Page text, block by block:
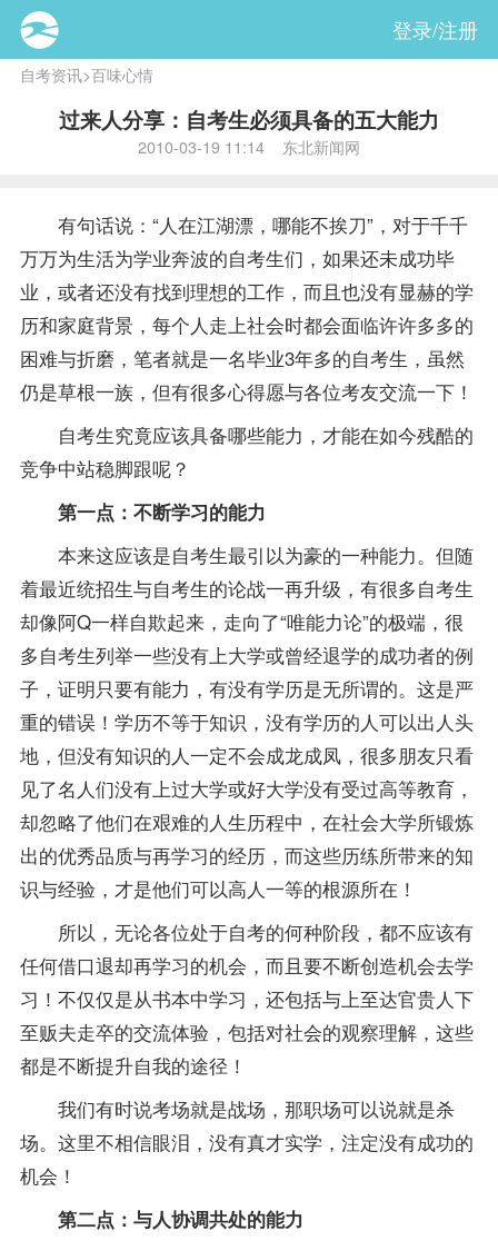
登录/注册
自考资讯>百味心情
过来人分享：自考生必须具备的五大能力
2010-03-19 11:14 东北新闻网
有句话说：“人在江湖漂，哪能不挨刀”，对于千千
万万为生活为学业奔波的自考生们，如果还未成功毕
业，或者还没有找到理想的工作，而且也没有显赫的学
历和家庭背景，每个人走上社会时都会面临许许多多的
困难与折磨，笔者就是一名毕业3年多的自考生，虽然
仍是草根一族，但有很多心得愿与各位考友交流一下！
自考生究竟应该具备哪些能力，才能在如今残酷的
竞争中站稳脚跟呢？
第一点：不断学习的能力
本来这应该是自考生最引以为豪的一种能力。但随
着最近统招生与自考生的论战一再升级，有很多自考生
却像阿Q一样自欺起来，走向了“唯能力论”的极端，很
多自考生列举一些没有上大学或曾经退学的成功者的例
子，证明只要有能力，有没有学历是无所谓的。这是严
重的错误！学历不等于知识，没有学历的人可以出人头
地，但没有知识的人一定不会成龙成凤，很多朋友只看
见了名人们没有上过大学或好大学没有受过高等教育，
却忽略了他们在艰难的人生历程中，在社会大学所锻炼
出的优秀品质与再学习的经历，而这些历练所带来的知
识与经验，才是他们可以高人一等的根源所在！
所以，无论各位处于自考的何种阶段，都不应该有
任何借口退却再学习的机会，而且要不断创造机会去学
习！不仅仅是从书本中学习，还包括与上至达官贵人下
至贩夫走卒的交流体验，包括对社会的观察理解，这些
都是不断提升自我的途径！
我们有时说考场就是战场，那职场可以说就是杀
场。这里不相信眼泪，没有真才实学，注定没有成功的
机会！
第二点：与人协调共处的能力